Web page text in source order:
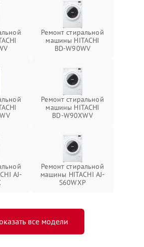
Ремонт стиральной
машины HITACHI
BD-W90WV
Ремонт стиральной
машины HITACHI
BD-W90XWV
AJ-
Ремонт стиральной
машины HITACHI AJ-
S60WXP
все модели